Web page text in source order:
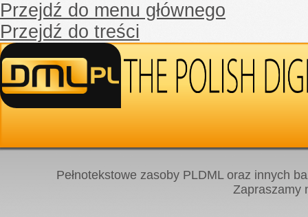
Przejdź do menu głównego
Przejdź do treści
Pełnotekstowe zasoby PLDML oraz innych
Zapraszamy